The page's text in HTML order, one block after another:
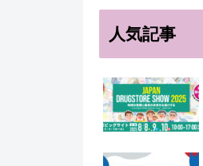
人気記事